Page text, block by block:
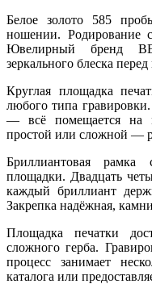
Белое золото 585
ношении. Родирование
Ювелирный бренд
зеркального блеска
Круглая площадка
любого типа
— всё помещается на
простой или сложной —
Бриллиантовая рамка
площадки. Двадцать
каждый бриллиант
Закрепка надёжная,
Площадка печатки
сложного герба.
процесс занимает
каталога или